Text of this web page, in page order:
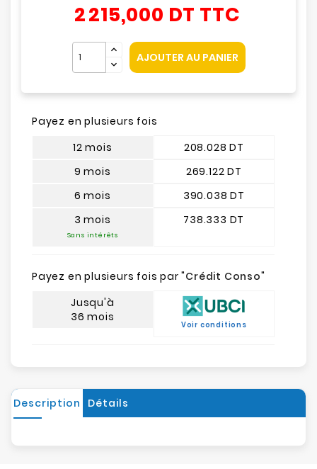
2 215,000 DT TTC
AJOUTER AU PANIER
Payez en plusieurs fois
12 mois
9 mois
6 mois
3 mois
Sans intérêts
208.028 DT
269.122 DT
390.038 DT
738.333 DT
Payez en plusieurs fois par "Crédit Conso"
Jusqu'à
36 mois
Voir conditions
Description Détails